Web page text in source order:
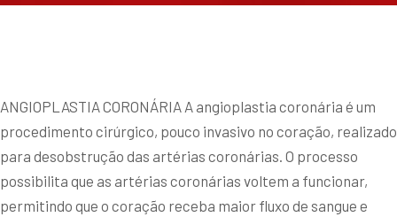
ANGIOPLASTIA CORONÁRIA A angioplastia coronária é um
procedimento cirúrgico, pouco invasivo no coração, realizado
para desobstrução das artérias coronárias. O processo
possibilita que as artérias coronárias voltem a funcionar,
permitindo que o coração receba maior fluxo de sangue e